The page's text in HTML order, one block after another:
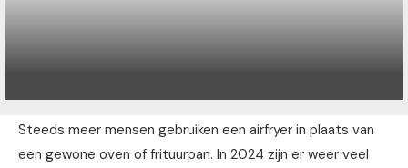
Steeds meer mensen gebruiken een airfryer in plaats van
een gewone oven of frituurpan. In 2024 zijn er weer veel